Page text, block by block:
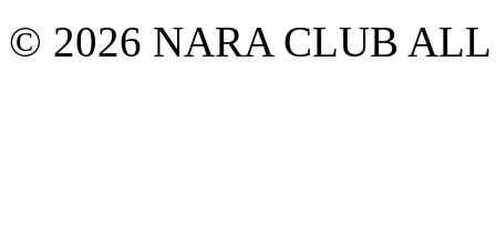
© 2026 NARA CLUB ALL